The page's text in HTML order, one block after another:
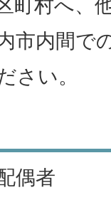
市内間で
さい。
偶者